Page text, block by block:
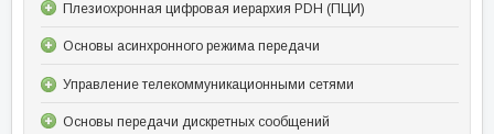
Плезиохронная цифровая иерархия PDH (ПЦИ)
Основы асинхронного режима передачи
Управление телекоммуникационными сетями
Основы передачи дискретных сообщений